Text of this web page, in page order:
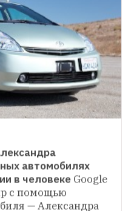
кто устал
рецепт
которые
автомобилях
в человеке Google
с помощью
— Александра